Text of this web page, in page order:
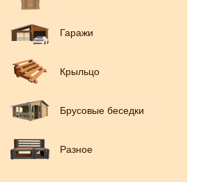
Гаражи
Крыльцо
Брусовые беседки
Разное